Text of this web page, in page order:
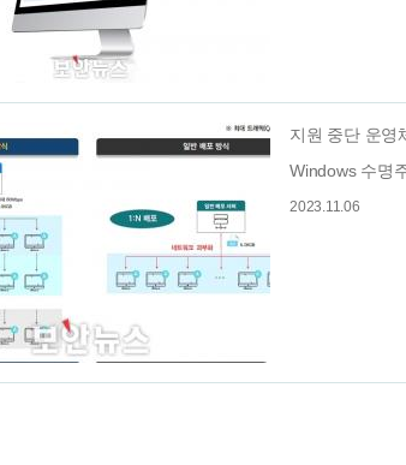
지원 중단 운영
Windows 수명
2023.11.06